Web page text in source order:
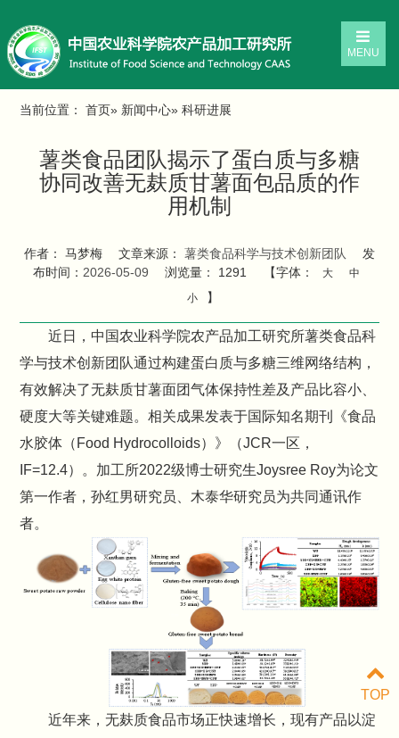
MENU
当前位置：首页» 新闻中心» 科研进展
薯类食品团队揭示了蛋白质与多糖
协同改善无麸质甘薯面包品质的作
用机制
作者： 马梦梅 文章来源： 薯类食品科学与技术创新团队
发
布时间： 2026-05-09 浏览量： 1291 【字体： 大
中
小
】
近日，中国农业科学院农产品加工研究所薯类食品科
学与技术创新团队通过构建蛋白质与多糖三维网络结构，
有效解决了无麸质甘薯面团气体保持性差及产品比容小、
硬度大等关键难题。相关成果发表于国际知名期刊《食品
水胶体（Food Hydrocolloids）》（JCR一区，
IF=12.4）。加工所2022级博士研究生Joysree Roy为论文
第一作者，孙红男研究员、木泰华研究员为共同通讯作
者。
近年来，无麸质食品市场正快速增长，现有产品以淀
TOP